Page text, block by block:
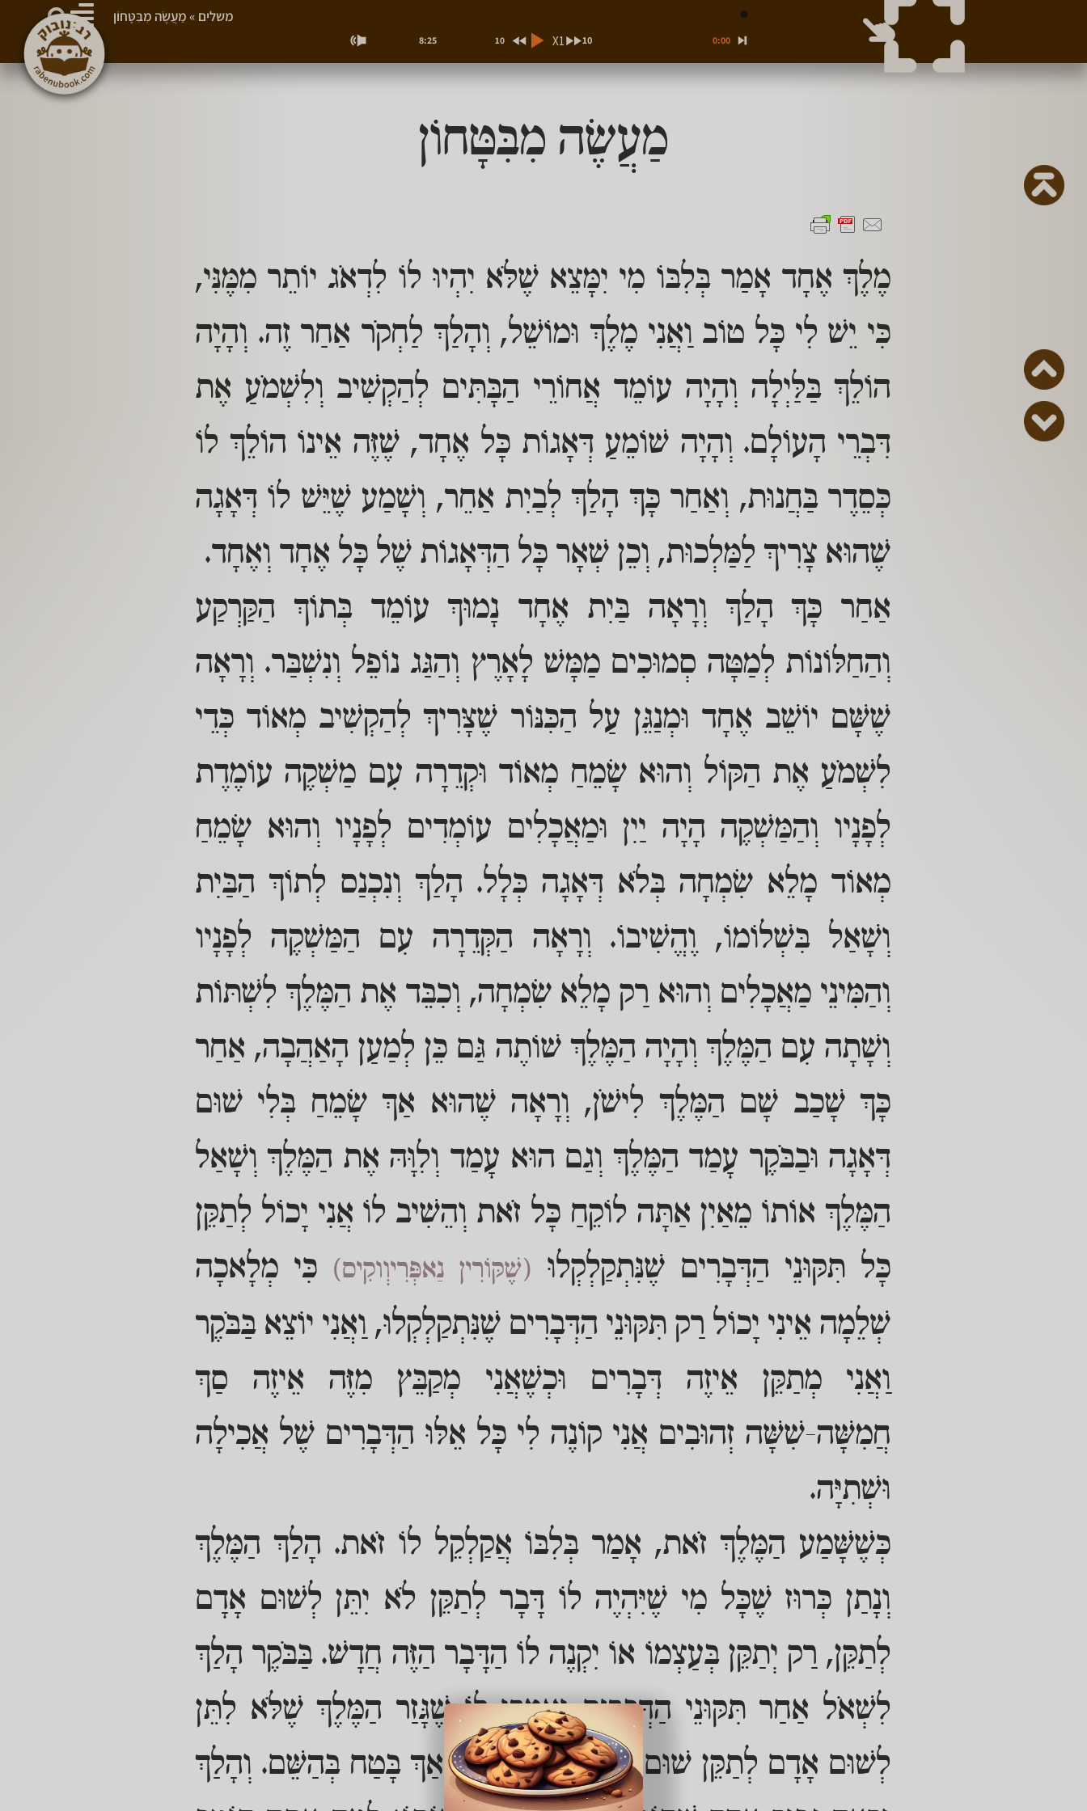
מַעֲשֶׂה מִבִּטָּחוֹן
מֶלֶךְ אֶחָד אָמַר בְּלִבּוֹ מִי יִמָּצֵא שֶׁלֹּא יִהְיוּ לוֹ לִדְאֹג יוֹתֵר מִמֶּנִּי,
כִּי יֵשׁ לִי כָּל טוֹב וַאֲנִי מֶלֶךְ וּמוֹשֵׁל, וְהָלַךְ לַחְקֹר אַחַר זֶה. וְהָיָה
הוֹלֵךְ בַּלַּיְלָה וְהָיָה עוֹמֵד אֲחוֹרֵי הַבָּתִּים לְהַקְשִׁיב וְלִשְׁמֹעַ אֶת
דִּבְרֵי הָעוֹלָם. וְהָיָה שׁוֹמֵעַ דְּאָגוֹת כָּל אֶחָד, שֶׁזֶּה אֵינוֹ הוֹלֵךְ לוֹ
כְּסֵדֶר בַּחֲנוּת, וְאַחַר כָּךְ הָלַךְ לְבַיִת אַחֵר, וְשָׁמַע שֶׁיֵּשׁ לוֹ דְּאָגָה
שֶׁהוּא צָרִיךְ לַמַּלְכוּת, וְכֵן שְׁאָר כָּל הַדְּאָגוֹת שֶׁל כָּל אֶחָד וְאֶחָד.
אַחַר כָּךְ הָלַךְ וְרָאָה בַּיִת אֶחָד נָמוּךְ עוֹמֵד בְּתוֹךְ הַקַּרְקַע
וְהַחַלּוֹנוֹת לְמַטָּה סְמוּכִים מַמָּשׁ לָאָרֶץ וְהַגַּג נוֹפֵל וְנִשְׁבַּר. וְרָאָה
שֶׁשָּׁם יוֹשֵׁב אֶחָד וּמְנַגֵּן עַל הַכִּנּוֹר שֶׁצָּרִיךְ לְהַקְשִׁיב מְאוֹד כְּדֵי
לִשְׁמֹעַ אֶת הַקּוֹל וְהוּא שָׂמֵחַ מְאוֹד וּקְדֵרָה עִם מַשְׁקֶה עוֹמֶדֶת
לְפָנָיו וְהַמַּשְׁקֶה הָיָה יַיִן וּמַאֲכָלִים עוֹמְדִים לְפָנָיו וְהוּא שָׂמֵחַ
מְאוֹד מָלֵא שִׂמְחָה בְּלֹא דְּאָגָה כְּלָל. הָלַךְ וְנִכְנַס לְתוֹךְ הַבַּיִת
וְשָׁאַל בִּשְׁלוֹמוֹ, וֶהֱשִׁיבוֹ. וְרָאָה הַקְּדֵרָה עִם הַמַּשְׁקֶה לְפָנָיו
וְהַמִּינֵי מַאֲכָלִים וְהוּא רַק מָלֵא שִׂמְחָה, וְכִבֵּד אֶת הַמֶּלֶךְ לִשְׁתּוֹת
וְשָׁתָה עִם הַמֶּלֶךְ וְהָיָה הַמֶּלֶךְ שׁוֹתֶה גַּם כֵּן לְמַעַן הָאַהֲבָה, אַחַר
כָּךְ שָׁכַב שָׁם הַמֶּלֶךְ לִישֹׁן, וְרָאָה שֶׁהוּא אַךְ שָׂמֵחַ בְּלִי שׁוּם
דְּאָגָה וּבַבֹּקֶר עָמַד הַמֶּלֶךְ וְגַם הוּא עָמַד וְלִוָּהּ אֶת הַמֶּלֶךְ וְשָׁאַל
הַמֶּלֶךְ אוֹתוֹ מֵאַיִן אַתָּה לוֹקֵחַ כָּל זֹאת וְהֵשִׁיב לוֹ אֲנִי יָכוֹל לְתַקֵּן
כָּל תִּקּוּנֵי הַדְּבָרִים שֶׁנִּתְקַלְקְלוּ (שֶׁקּוֹרִין נַאפְּרִיוְוקִיס) כִּי מְלָאכָה
שְׁלֵמָה אֵינִי יָכוֹל רַק תִּקּוּנֵי הַדְּבָרִים שֶׁנִּתְקַלְקְלוּ, וַאֲנִי יוֹצֵא בַּבֹּקֶר
וַאֲנִי מְתַקֵּן אֵיזֶה דְּבָרִים וּכְשֶׁאֲנִי מְקַבֵּץ מִזֶּה אֵיזֶה סַךְ
חֲמִשָּׁה-שִׁשָּׁה זְהוּבִים אֲנִי קוֹנֶה לִי כָּל אֵלּוּ הַדְּבָרִים שֶׁל אֲכִילָה
וּשְׁתִיָּה.
כְּשֶׁשָּׁמַע הַמֶּלֶךְ זֹאת, אָמַר בְּלִבּוֹ אֲקַלְקֵל לוֹ זֹאת. הָלַךְ הַמֶּלֶךְ
וְנָתַן כְּרוּז שֶׁכָּל מִי שֶׁיִּהְיֶה לוֹ דָּבָר לְתַקֵּן לֹא יִתֵּן לְשׁוּם אָדָם
לְתַקֵּן, רַק יְתַקֵּן בְּעַצְמוֹ אוֹ יִקְנֶה לוֹ הַדָּבָר הַזֶּה חֲדָשׁ. בַּבֹּקֶר הָלַךְ
לִשְׁאֹל אַחַר תִּקּוּנֵי הַדְּבָרִים וְאָמְרוּ לוֹ שֶׁגָּזַר הַמֶּלֶךְ שֶׁלֹּא לִתֵּן
לְשׁוּם אָדָם לְתַקֵּן שׁוּם דָּבָר וַיֵרַע בְּעֵינָיו אַךְ בָּטַח בְּהַשֵּׁם. וְהָלַךְ
משלים »מַעֲשֶׂה מִבִּטָּחוֹן
0:00
10 X1 10
8:25